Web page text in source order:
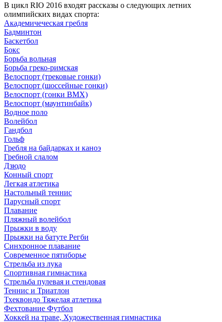
В цикл RIO 2016 входят рассказы о следующих летних
олимпийских видах спорта:
Академичеческая гребля
Бадминтон
Баскетбол
Бокс
Борьба вольная
Борьба греко-римская
Велоспорт (трековые гонки)
Велоспорт (шоссейные гонки)
Велоспорт (гонки BMX)
Велоспорт (маунтинбайк)
Водное поло
Волейбол
Гандбол
Гольф
Гребля на байдарках и каноэ
Гребной слалом
Дзюдо
Конный спорт
Легкая атлетика
Настольный теннис
Парусный спорт
Плавание
Пляжный волейбол
Прыжки в воду
Прыжки на батуте Регби
Синхронное плавание
Современное пятиборье
Стрельба из лука
Спортивная гимнастика
Стрельба пулевая и стендовая
Теннис и Триатлон
Тхеквондо Тяжелая атлетика
Фехтование Футбол
Хоккей на траве, Художественная гимнастика